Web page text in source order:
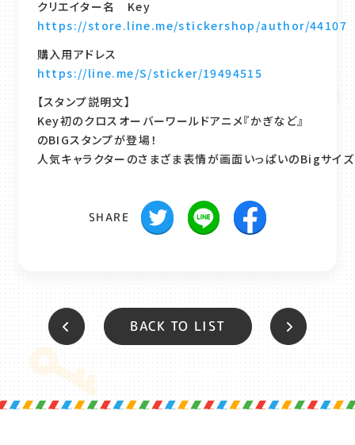
クリエイター名 Key
https://store.line.me/stickershop/author/44107
購入用アドレス
https://line.me/S/sticker/19494515
【スタンプ説明文】
Key初のクロスオーバーワールドアニメ『かぎなど』
のBIGスタンプが登場！
人気キャラクターのさまざま表情が画面いっぱいのBigサイズ
SHARE
BACK TO LIST